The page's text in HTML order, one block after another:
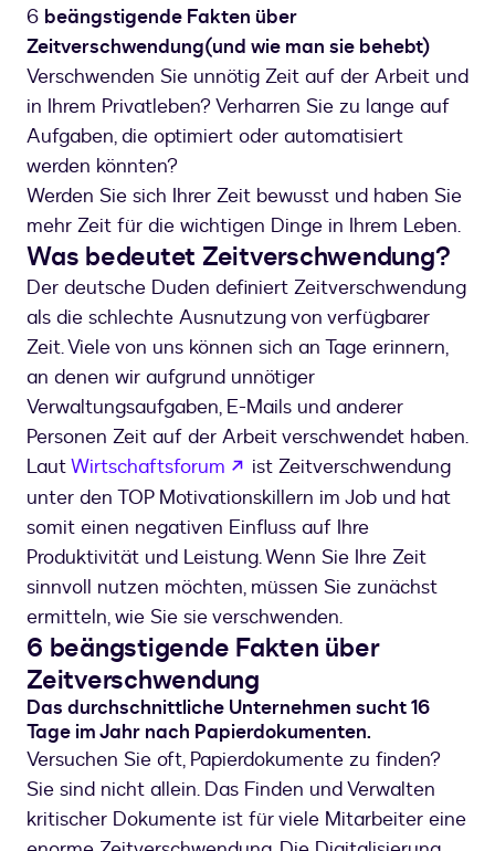
6 beängstigende Fakten über
Zeitverschwendung(und wie man sie behebt)
Verschwenden Sie unnötig Zeit auf der Arbeit und
in Ihrem Privatleben? Verharren Sie zu lange auf
Aufgaben, die optimiert oder automatisiert
werden könnten?
Werden Sie sich Ihrer Zeit bewusst und haben Sie
mehr Zeit für die wichtigen Dinge in Ihrem Leben.
Was bedeutet Zeitverschwendung?
Der deutsche Duden definiert Zeitverschwendung
als die schlechte Ausnutzung von verfügbarer
Zeit. Viele von uns können sich an Tage erinnern,
an denen wir aufgrund unnötiger
Verwaltungsaufgaben, E-Mails und anderer
Personen Zeit auf der Arbeit verschwendet haben.
LautWirtschaftsforum wird in einem neuen Tab
ist Zeitverschwendung
unter den TOP Motivationskillern im Job und hat
somit einen negativen Einfluss auf Ihre
Produktivität und Leistung. Wenn Sie Ihre Zeit
sinnvoll nutzen möchten, müssen Sie zunächst
ermitteln, wie Sie sie verschwenden.
6 beängstigende Fakten über
Zeitverschwendung
Das durchschnittliche Unternehmen sucht 16
Tage im Jahr nach Papierdokumenten.
Versuchen Sie oft, Papierdokumente zu finden?
Sie sind nicht allein. Das Finden und Verwalten
kritischer Dokumente ist für viele Mitarbeiter eine